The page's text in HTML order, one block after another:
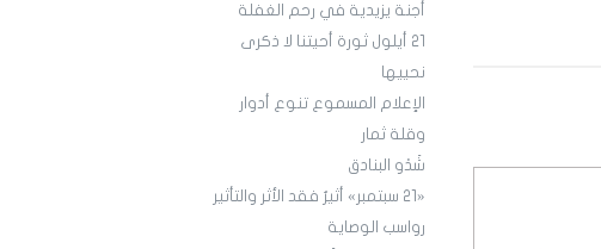
أجنة يزيدية في رحم الغفلة
21 أيلول ثورة أحيتنا لا ذكرى
نحييها
الإعلام المسموع تنوع أدوار
وقلة ثمار
شَدْو البنادق
«21 سبتمبر» أثيرٌ فقد الأثر والتأثير
رواسب الوصاية